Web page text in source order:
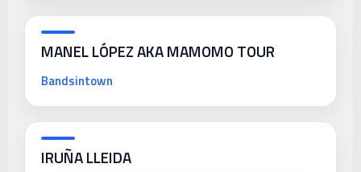
MANEL LÓPEZ AKA MAMOMO TOUR
Bandsintown
IRUÑA LLEIDA